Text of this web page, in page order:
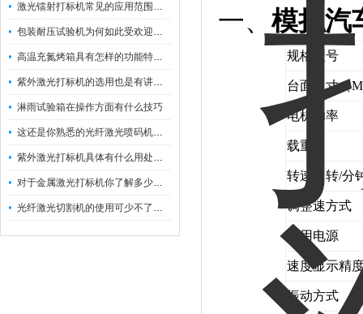
激光镭射打标机常见的应用范围如下
包装耐压试验机为何如此受欢迎呢？
高温充氮烤箱具有怎样的功能特点呢？
紫外激光打标机的选用也是有讲究的
淋雨试验箱在操作方面有什么技巧
这还是你熟悉的光纤激光喷码机吗？
紫外激光打标机具体有什么用处呢？
对于金属激光打标机你了解多少呢？
光纤激光切割机的使用可少不了以下步骤
一、模拟汽
规格型号
台面尺寸（
电机功率
载重
转速（转/分
调整速方式
使用电源
速度显示精
振动方式